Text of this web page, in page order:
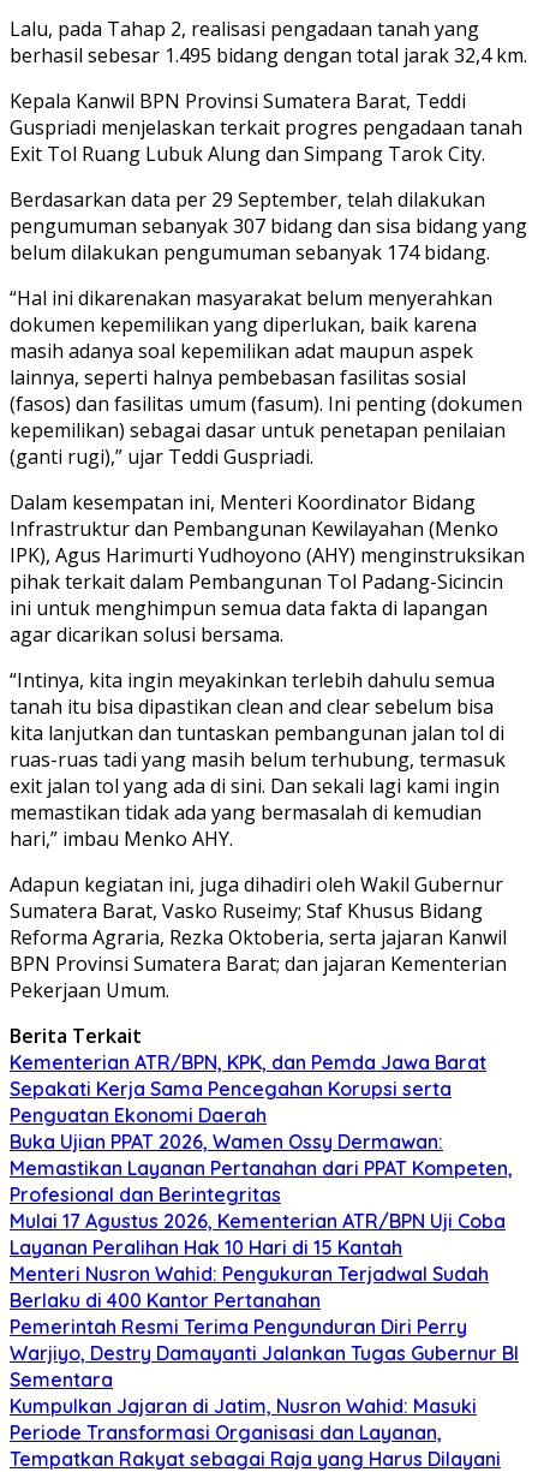
Lalu, pada Tahap 2, realisasi pengadaan tanah yang
berhasil sebesar 1.495 bidang dengan total jarak 32,4 km.
Kepala Kanwil BPN Provinsi Sumatera Barat, Teddi
Guspriadi menjelaskan terkait progres pengadaan tanah
Exit Tol Ruang Lubuk Alung dan Simpang Tarok City.
Berdasarkan data per 29 September, telah dilakukan
pengumuman sebanyak 307 bidang dan sisa bidang yang
belum dilakukan pengumuman sebanyak 174 bidang.
“Hal ini dikarenakan masyarakat belum menyerahkan
dokumen kepemilikan yang diperlukan, baik karena
masih adanya soal kepemilikan adat maupun aspek
lainnya, seperti halnya pembebasan fasilitas sosial
(fasos) dan fasilitas umum (fasum). Ini penting (dokumen
kepemilikan) sebagai dasar untuk penetapan penilaian
(ganti rugi),” ujar Teddi Guspriadi.
Dalam kesempatan ini, Menteri Koordinator Bidang
Infrastruktur dan Pembangunan Kewilayahan (Menko
IPK), Agus Harimurti Yudhoyono (AHY) menginstruksikan
pihak terkait dalam Pembangunan Tol Padang-Sicincin
ini untuk menghimpun semua data fakta di lapangan
agar dicarikan solusi bersama.
“Intinya, kita ingin meyakinkan terlebih dahulu semua
tanah itu bisa dipastikan clean and clear sebelum bisa
kita lanjutkan dan tuntaskan pembangunan jalan tol di
ruas-ruas tadi yang masih belum terhubung, termasuk
exit jalan tol yang ada di sini. Dan sekali lagi kami ingin
memastikan tidak ada yang bermasalah di kemudian
hari,” imbau Menko AHY.
Adapun kegiatan ini, juga dihadiri oleh Wakil Gubernur
Sumatera Barat, Vasko Ruseimy; Staf Khusus Bidang
Reforma Agraria, Rezka Oktoberia, serta jajaran Kanwil
BPN Provinsi Sumatera Barat; dan jajaran Kementerian
Pekerjaan Umum.
Berita Terkait
Kementerian ATR/BPN, KPK, dan Pemda Jawa Barat
Sepakati Kerja Sama Pencegahan Korupsi serta
Penguatan Ekonomi Daerah
Buka Ujian PPAT 2026, Wamen Ossy Dermawan:
Memastikan Layanan Pertanahan dari PPAT Kompeten,
Profesional dan Berintegritas
Mulai 17 Agustus 2026, Kementerian ATR/BPN Uji Coba
Layanan Peralihan Hak 10 Hari di 15 Kantah
Menteri Nusron Wahid: Pengukuran Terjadwal Sudah
Berlaku di 400 Kantor Pertanahan
Pemerintah Resmi Terima Pengunduran Diri Perry
Warjiyo, Destry Damayanti Jalankan Tugas Gubernur BI
Sementara
Kumpulkan Jajaran di Jatim, Nusron Wahid: Masuki
Periode Transformasi Organisasi dan Layanan,
Tempatkan Rakyat sebagai Raja yang Harus Dilayani